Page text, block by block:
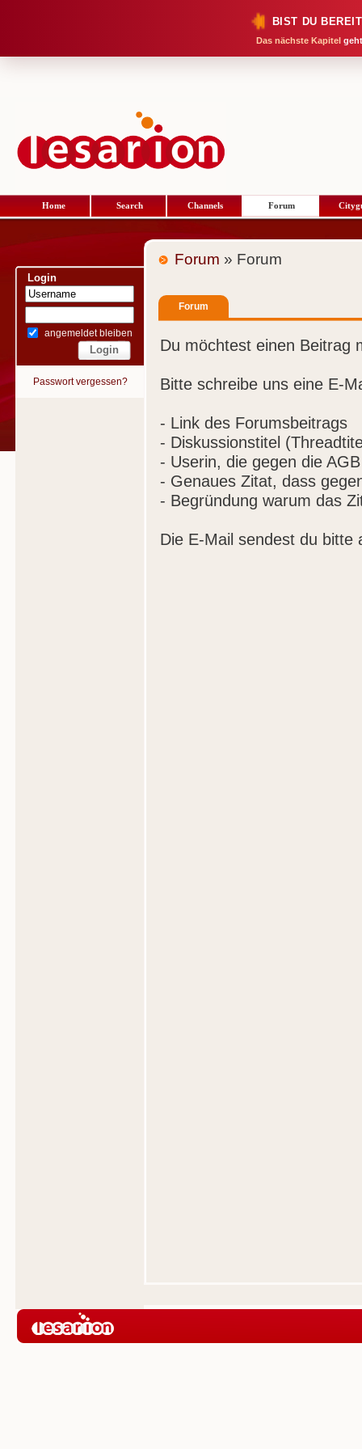
BIST DU
Das nächste Kapitel
Home Search Channels Forum
Login
angemeldet bleiben
Passwort vergessen?
Forum » Forum
Forum
Du möchtest einen Beitrag
Bitte schreibe uns eine E-
- Link des Forumsbeitrags
- Diskussionstitel
- Userin, die gegen die
- Genaues Zitat, dass
- Begründung warum das
Die E-Mail sendest du bitte